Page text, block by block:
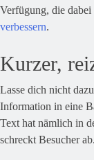
Verfügung, die
verbessern.
Kurzer,
Lasse dich nicht
Information in eine
Text hat nämlich in
schreckt Besucher ab.